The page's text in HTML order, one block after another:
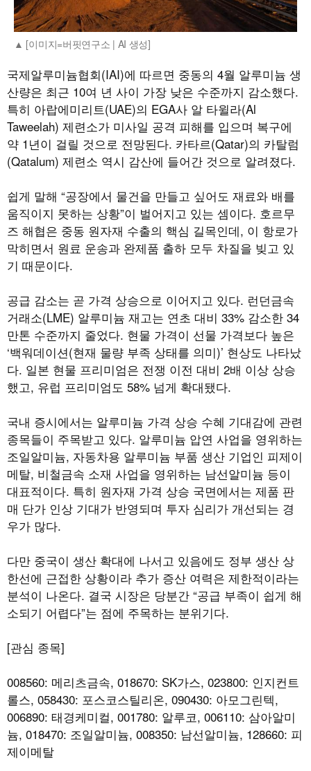
[이미지=버핏연구소 | AI 생성]
국제알루미늄협회(IAI)에 따르면 중동의 4월 알루미늄 생
산량은 최근 10여 년 사이 가장 낮은 수준까지 감소했다.
특히 아랍에미리트(UAE)의 EGA사 알 타윌라(Al
Taweelah) 제련소가 미사일 공격 피해를 입으며 복구에
약 1년이 걸릴 것으로 전망된다. 카타르(Qatar)의 카탈럼
(Qatalum) 제련소 역시 감산에 들어간 것으로 알려졌다.
쉽게 말해 “공장에서 물건을 만들고 싶어도 재료와 배를
움직이지 못하는 상황”이 벌어지고 있는 셈이다. 호르무
즈 해협은 중동 원자재 수출의 핵심 길목인데, 이 항로가
막히면서 원료 운송과 완제품 출하 모두 차질을 빚고 있
기 때문이다.
공급 감소는 곧 가격 상승으로 이어지고 있다. 런던금속
거래소(LME) 알루미늄 재고는 연초 대비 33% 감소한 34
만톤 수준까지 줄었다. 현물 가격이 선물 가격보다 높은
‘백워데이션(현재 물량 부족 상태를 의미)’ 현상도 나타났
다. 일본 현물 프리미엄은 전쟁 이전 대비 2배 이상 상승
했고, 유럽 프리미엄도 58% 넘게 확대됐다.
국내 증시에서는 알루미늄 가격 상승 수혜 기대감에 관련
종목들이 주목받고 있다. 알루미늄 압연 사업을 영위하는
조일알미늄, 자동차용 알루미늄 부품 생산 기업인 피제이
메탈, 비철금속 소재 사업을 영위하는 남선알미늄 등이
대표적이다. 특히 원자재 가격 상승 국면에서는 제품 판
매 단가 인상 기대가 반영되며 투자 심리가 개선되는 경
우가 많다.
다만 중국이 생산 확대에 나서고 있음에도 정부 생산 상
한선에 근접한 상황이라 추가 증산 여력은 제한적이라는
분석이 나온다. 결국 시장은 당분간 “공급 부족이 쉽게 해
소되기 어렵다”는 점에 주목하는 분위기다.
[관심 종목]
008560: 메리츠금속, 018670: SK가스, 023800: 인지컨트
롤스, 058430: 포스코스틸리온, 090430: 아모그린텍,
006890: 태경케미컬, 001780: 알루코, 006110: 삼아알미
늄, 018470: 조일알미늄, 008350: 남선알미늄, 128660: 피
제이메탈